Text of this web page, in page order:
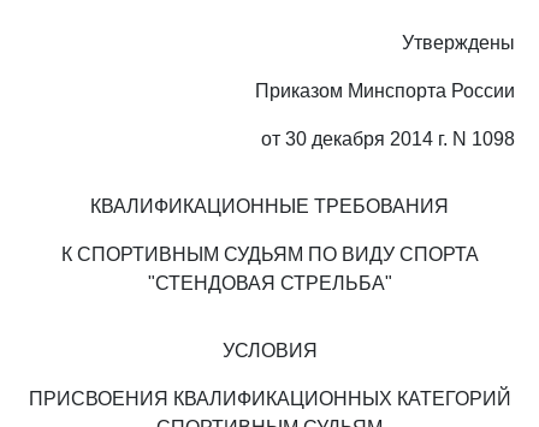
Утверждены
Приказом Минспорта России
от 30 декабря 2014 г. N 1098
КВАЛИФИКАЦИОННЫЕ ТРЕБОВАНИЯ
К СПОРТИВНЫМ СУДЬЯМ ПО ВИДУ СПОРТА
"СТЕНДОВАЯ СТРЕЛЬБА"
УСЛОВИЯ
ПРИСВОЕНИЯ КВАЛИФИКАЦИОННЫХ КАТЕГОРИЙ